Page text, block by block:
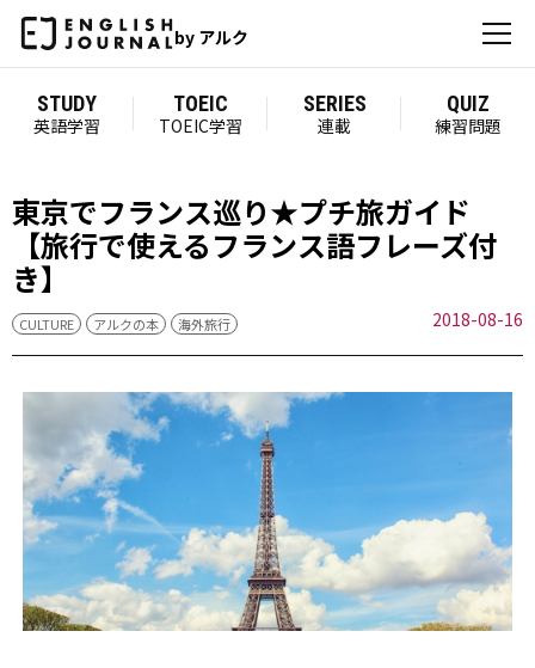
by アルク
STUDY
英語学習
TOEIC
TOEIC学習
SERIES
連載
QUIZ
練習問題
東京でフランス巡り★プチ旅ガイド
【旅行で使えるフランス語フレーズ付
き】
CULTURE アルクの本 海外旅行 2018-08-16